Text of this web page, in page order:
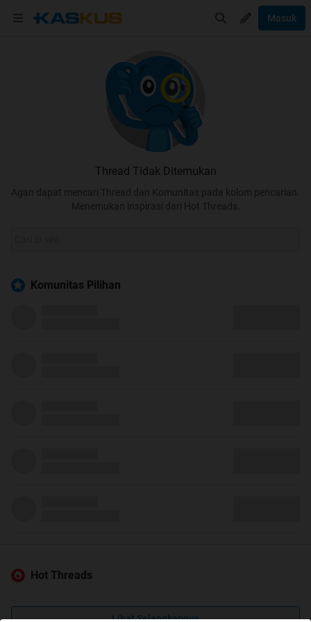
Masuk
Thread Tidak Ditemukan
Agan dapat mencari Thread dan Komunitas pada kolom pencarian.
Menemukan inspirasi dari Hot Threads.
Komunitas Pilihan
Hot Threads
Lihat Selengkapnya